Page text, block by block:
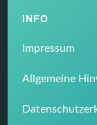
INFO
Impressum
Allgemeine